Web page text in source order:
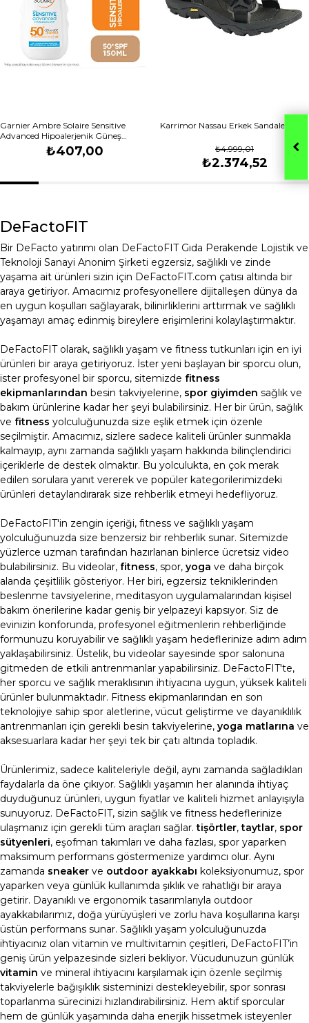
Garnier Ambre Solaire Sensitive
Advanced Hipoalerjenik Güneş
Koruyucu Sprey SPF50+ 150 ml
₺407,00
Karrimor Nassau Erkek Sandalet
₺4.999,01
₺2.374,52
DeFactoFIT
Bir DeFacto yatırımı olan DeFactoFIT Gıda Perakende Lojistik ve
Teknoloji Sanayi Anonim Şirketi egzersiz, sağlıklı ve zinde
yaşama ait ürünleri sizin için DeFactoFIT.com çatısı altında bir
araya getiriyor. Amacımız profesyonellere dijitalleşen dünya da
en uygun koşulları sağlayarak, bilinirliklerini arttırmak ve sağlıklı
yaşamayı amaç edinmiş bireylere erişimlerini kolaylaştırmaktır.
DeFactoFIT olarak, sağlıklı yaşam ve fitness tutkunları için en iyi
ürünleri bir araya getiriyoruz. İster yeni başlayan bir sporcu olun,
ister profesyonel bir sporcu, sitemizde fitness
ekipmanlarından besin takviyelerine, spor giyimden sağlık ve
bakım ürünlerine kadar her şeyi bulabilirsiniz. Her bir ürün, sağlık
ve fitness yolculuğunuzda size eşlik etmek için özenle
seçilmiştir. Amacımız, sizlere sadece kaliteli ürünler sunmakla
kalmayıp, aynı zamanda sağlıklı yaşam hakkında bilinçlendirici
içeriklerle de destek olmaktır. Bu yolculukta, en çok merak
edilen sorulara yanıt vererek ve popüler kategorilerimizdeki
ürünleri detaylandırarak size rehberlik etmeyi hedefliyoruz.
DeFactoFIT'in zengin içeriği, fitness ve sağlıklı yaşam
yolculuğunuzda size benzersiz bir rehberlik sunar. Sitemizde
yüzlerce uzman tarafından hazırlanan binlerce ücretsiz video
bulabilirsiniz. Bu videolar, fitness, spor, yoga ve daha birçok
alanda çeşitlilik gösteriyor. Her biri, egzersiz tekniklerinden
beslenme tavsiyelerine, meditasyon uygulamalarından kişisel
bakım önerilerine kadar geniş bir yelpazeyi kapsıyor. Siz de
evinizin konforunda, profesyonel eğitmenlerin rehberliğinde
formunuzu koruyabilir ve sağlıklı yaşam hedeflerinize adım adım
yaklaşabilirsiniz. Üstelik, bu videolar sayesinde spor salonuna
gitmeden de etkili antrenmanlar yapabilirsiniz. DeFactoFIT'te,
her sporcu ve sağlık meraklısının ihtiyacına uygun, yüksek kaliteli
ürünler bulunmaktadır. Fitness ekipmanlarından en son
teknolojiye sahip spor aletlerine, vücut geliştirme ve dayanıklılık
antrenmanları için gerekli besin takviyelerine, yoga matlarına ve
aksesuarlara kadar her şeyi tek bir çatı altında topladık.
Ürünlerimiz, sadece kaliteleriyle değil, aynı zamanda sağladıkları
faydalarla da öne çıkıyor. Sağlıklı yaşamın her alanında ihtiyaç
duyduğunuz ürünleri, uygun fiyatlar ve kaliteli hizmet anlayışıyla
sunuyoruz. DeFactoFIT, sizin sağlık ve fitness hedeflerinize
ulaşmanız için gerekli tüm araçları sağlar.tişörtler,taytlar, spor
sütyenleri, eşofman takımları ve daha fazlası, spor yaparken
maksimum performans göstermenize yardımcı olur. Aynı
zamanda sneaker ve outdoor ayakkabı koleksiyonumuz, spor
yaparken veya günlük kullanımda şıklık ve rahatlığı bir araya
getirir. Dayanıklı ve ergonomik tasarımlarıyla outdoor
ayakkabılarımız, doğa yürüyüşleri ve zorlu hava koşullarına karşı
üstün performans sunar. Sağlıklı yaşam yolculuğunuzda
ihtiyacınız olan vitamin ve multivitamin çeşitleri, DeFactoFIT’in
geniş ürün yelpazesinde sizleri bekliyor. Vücudunuzun günlük
vitamin ve mineral ihtiyacını karşılamak için özenle seçilmiş
takviyelerle bağışıklık sisteminizi destekleyebilir, spor sonrası
toparlanma sürecinizi hızlandırabilirsiniz. Hem aktif sporcular
hem de günlük yaşamında daha enerjik hissetmek isteyenler